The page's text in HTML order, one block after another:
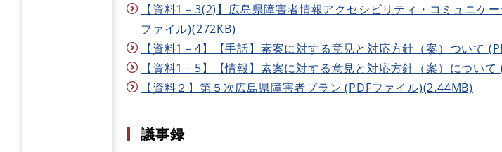
【資料1－3(2)】広島県障害者情報アクセシビリティ・コミュニケ
ファイル)(272KB)
【資料1－4】【手話】素案に対する意見と対応方針（案）ついて
【資料1－5】【情報】素案に対する意見と対応方針（案）につい
【資料２】第５次広島県障害者プラン (PDFファイル)(2.44MB)
議事録